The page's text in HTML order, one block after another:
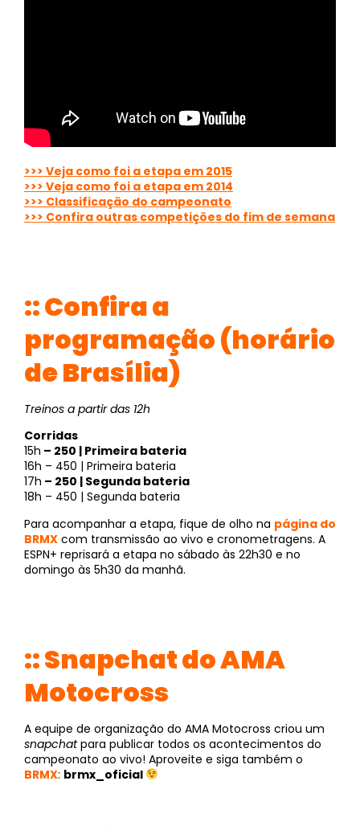
>>> Veja como foi a etapa em 2015
>>> Veja como foi a etapa em 2014
>>> Classificação do campeonato
>>> Confira outras competições do fim de semana
::Confira a
programação (horário
de Brasília)
Treinos a partir das 12h
Corridas
15h – 250 | Primeira bateria
16h – 450 | Primeira bateria
17h – 250 | Segunda bateria
18h – 450 | Segunda bateria
Para acompanhar a etapa, fique de olho na página do
BRMX com transmissão ao vivo e cronometragens. A
ESPN+ reprisará a etapa no sábado às 22h30 e no
domingo às 5h30 da manhã.
:: Snapchat do AMA
Motocross
A equipe de organização do AMA Motocross criou um
snapchatpara publicar todos os acontecimentos do
campeonato ao vivo! Aproveite e siga também o
BRMX: brmx_oficial